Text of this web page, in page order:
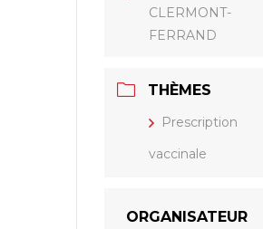
CLERMONT-
FERRAND
THÈMES
Prescription
vaccinale
ORGANISATEUR